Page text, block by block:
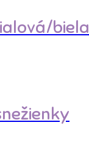
Možnosti
biela
Možnosti